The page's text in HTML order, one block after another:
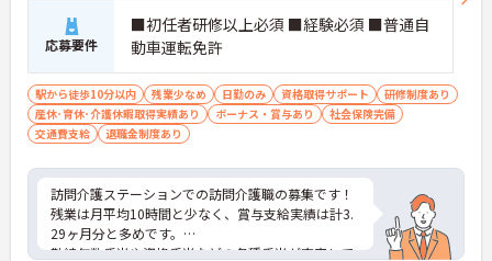
応募要件
■初任者研修以上必須 ■経験必須 ■普通自
動車運転免許
駅から徒歩10分以内 残業少なめ 日勤のみ 資格取得サポート
研修制度あり
産休･育休･介護休暇取得実績あり
ボーナス・賞与あり
社会保険完備
交通費支給
退職金制度あり
訪問介護ステーションでの訪問介護職の募集です！
残業は月平均10時間と少なく、賞与支給実績は計3.
29ヶ月分と多めです。
勤続年数手当や資格手当などの各種手当が充実して